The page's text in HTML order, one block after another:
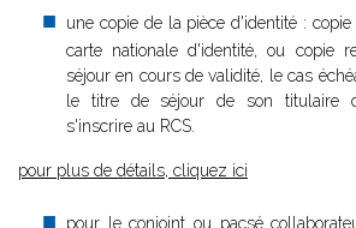
une copie de la pièce d'identité :
carte nationale d'identité, ou copie
séjour en cours de validité, le cas
le titre de séjour de son titulaire
s'inscrire au RCS.
pour plus de détails, cliquez ici
pour le conjoint ou pacsé